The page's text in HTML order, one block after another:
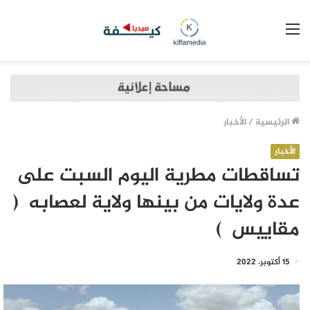
الرئيسية /الأخبار
الأخبار
تساقطات مطرية اليوم السبت على
عدة ولايات من بينها ولاية لعصابه (
مقاييس )
15 أكتوبر، 2022